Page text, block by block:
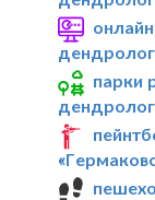
парки